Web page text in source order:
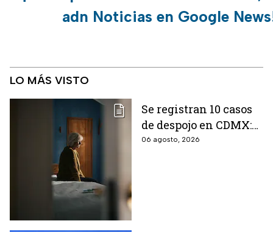
adn Noticias en Google
LO MÁS VISTO
Se registran 10 casos
de despojo en CDMX:
adultos mayores son
06 agosto, 2026